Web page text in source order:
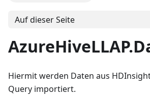
Auf dieser Seite
Hiermit werden Daten aus
Query importiert.